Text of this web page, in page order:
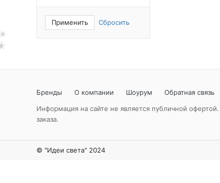
Применить Сбросить
Бренды О компании Шоурум Обратная связь
Информация на сайте не является публичной
заказа.
© "Идеи света" 2024